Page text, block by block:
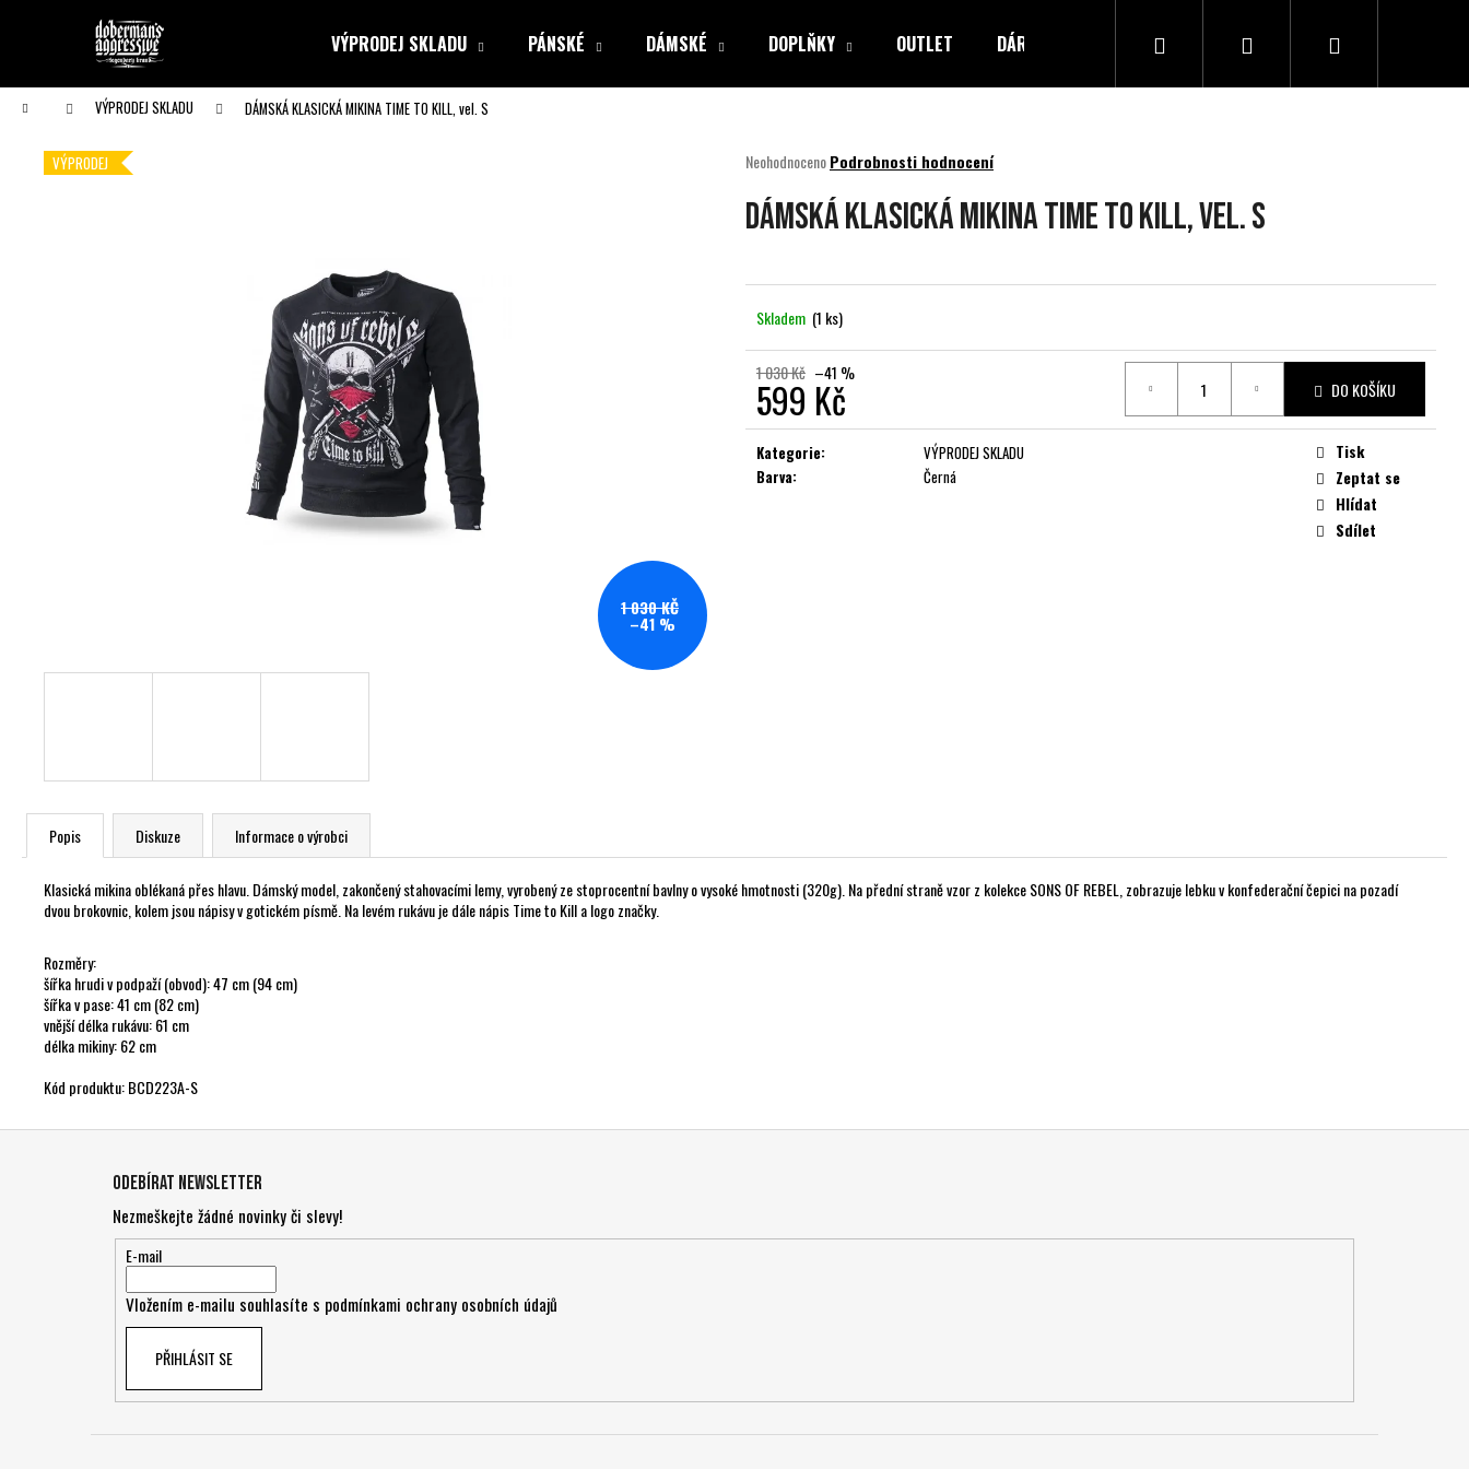
VÝPRODEJ SKLADU PÁNSKÉ DÁMSKÉ DOPLŇKY OUTLET DÁRKOVÝ POUKAZ Hledat Přihlášení Nákupní
Domů VÝPRODEJ SKLADU DÁMSKÁ KLASICKÁ MIKINA TIME TO KILL, vel. S
Průměrné
produktu
je
5
NeohodnocenoPodrobnosti hodnocení
DÁMSKÁ KLASICKÁ MIKINA TIME TO KILL, vel. S
Skladem (1 ks)
1 030 Kč –41 %
599 Kč
Měrná
cena:
DO KOŠÍKU
Kategorie:
VÝPRODEJ SKLADU
Barva: Černá
Tisk
Zeptat se
Hlídat
Sdílet
VÝPRODEJ
1 030 KČ
–41 %
Popis Diskuze Informace o výrobci
Klasická mikina oblékaná přes hlavu. Dámský model, zakončený stahovacími lemy, vyrobený ze stoprocentní bavlny o vysoké hmotnosti (320g). Na přední straně vzor z kolekce SONS OF REBEL, zobrazuje lebku v konfederační čepici na pozadí
dvou brokovnic, kolem jsou nápisy v gotickém písmě. Na levém rukávu je dále nápis Time to Kill a logo značky.
Rozměry:
šířka hrudi v podpaží (obvod): 47 cm (94 cm)
šířka v pase: 41 cm (82 cm)
vnější délka rukávu: 61 cm
délka mikiny: 62 cm
Kód produktu: BCD223A-S
í
Zpět
do obchodu
Zpět
do obchodu
HLEDAT
Odebírat newsletter
Nezmeškejte žádné novinky či slevy!
E-mail
Vložením e-mailu souhlasíte s podmínkami ochrany osobních údajů
PŘIHLÁSIT SE